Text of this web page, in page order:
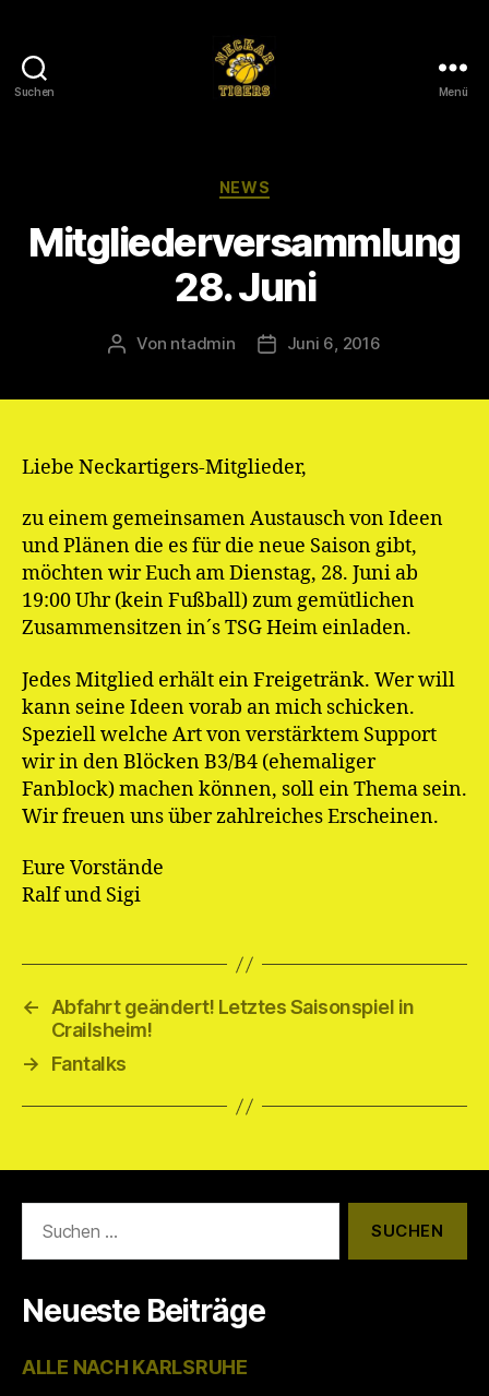
Suchen Menü
Kategorien
NEWS
Mitgliederversammlung
28. Juni
Beitragsautor
Von ntadmin Veröffentlichungsdatum
Juni 6, 2016
Liebe Neckartigers-Mitglieder,
zu einem gemeinsamen Austausch von Ideen
und Plänen die es für die neue Saison gibt,
möchten wir Euch am Dienstag, 28. Juni ab
19:00 Uhr (kein Fußball) zum gemütlichen
Zusammensitzen in´s TSG Heim einladen.
Jedes Mitglied erhält ein Freigetränk. Wer will
kann seine Ideen vorab an mich schicken.
Speziell welche Art von verstärktem Support
wir in den Blöcken B3/B4 (ehemaliger
Fanblock) machen können, soll ein Thema sein.
Wir freuen uns über zahlreiches Erscheinen.
Eure Vorstände
Ralf und Sigi
←
Abfahrt geändert! Letztes Saisonspiel in
Crailsheim!
→
Fantalks
nach:
Neueste Beiträge
ALLE NACH KARLSRUHE